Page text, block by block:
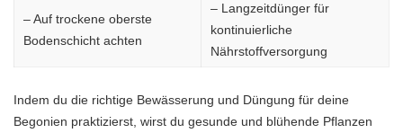
– Auf trockene oberste
Bodenschicht achten
– Langzeitdünger für
kontinuierliche
Nährstoffversorgung
Indem du die richtige Bewässerung und Düngung für deine
Begonien praktizierst, wirst du gesunde und blühende Pflanzen